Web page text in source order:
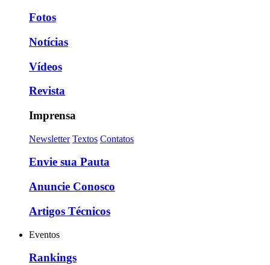
Fotos
Notícias
Vídeos
Revista
Imprensa
Newsletter Textos Contatos
Envie sua Pauta
Anuncie Conosco
Artigos Técnicos
Eventos
Rankings